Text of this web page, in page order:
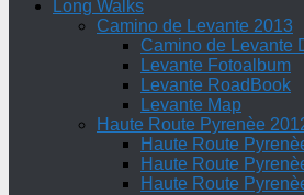
Long Walks
Camino de Levante 2013
Camino de Levante
Levante Fotoalbum
Levante RoadBook
Levante Map
Haute Route Pyrenèe
Haute Route
Haute Route
Haute Route